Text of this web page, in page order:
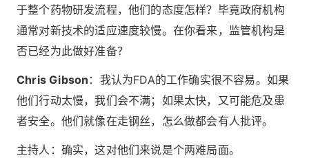
于整个药物研发流程，他们的态度怎样？毕竟政府机构
通常对新技术的适应速度较慢。在你看来，监管机构是
否已经为此做好准备？
Chris Gibson ：我认为FDA的工作确实很不容易。如果
他们行动太慢，我们会不满；如果太快，又可能危及患
者安全。他们就像在走钢丝，怎么做都会有人批评。
主持人：确实，这对他们来说是个两难局面。